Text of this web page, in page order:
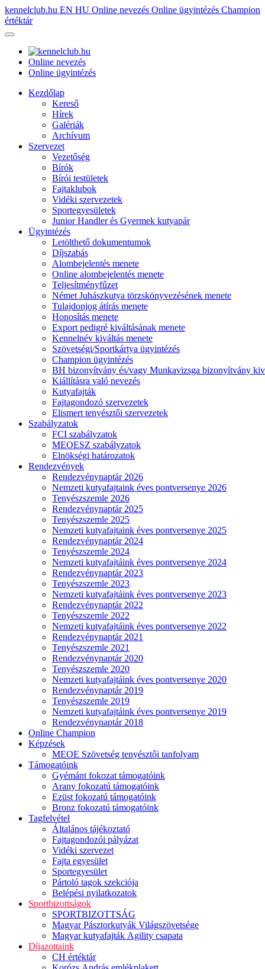
kennelclub.hu EN HU Online nevezés Online ügyintézés Champion
értéktár
Online nevezés
Online ügyintézés
Kezdőlap
Kereső
Hírek
Galériák
Archívum
Szervezet
Vezetőség
Bírók
Bírói testületek
Fajtaklubok
Vidéki szervezetek
Sportegyesületek
Junior Handler és Gyermek kutyapár
Ügyintézés
Letölthető dokumentumok
Díjszabás
Alombejelentés menete
Online alombejelentés menete
Teljesítményfűzet
Német Juhászkutya törzskönyvezésének menete
Tulajdonjog átírás menete
Honosítás menete
Export pedigré kiváltásának menete
Kennelnév kiváltás menete
Szövetségi/Sportkártya ügyintézés
Champion ügyintézés
BH bizonyítvány és/vagy Munkavizsga bizonyítvány
Kiállításra való nevezés
Kutyafajták
Fajtagondozó szervezetek
Elismert tenyésztői szervezetek
Szabályzatok
FCI szabályzatok
MEOESZ szabályzatok
Elnökségi határozatok
Rendezvények
Rendezvénynaptár 2026
Nemzeti kutyafajtaink éves pontversenye 2026
Tenyészszemle 2026
Rendezvénynaptár 2025
Tenyészszemle 2025
Nemzeti kutyafajtaink éves pontversenye 2025
Rendezvénynaptár 2024
Tenyészszemle 2024
Nemzeti kutyafajtáink éves pontversenye 2024
Rendezvénynaptár 2023
Tenyészszemle 2023
Nemzeti kutyafajtáink éves pontversenye 2023
Rendezvénynaptár 2022
Tenyészszemle 2022
Nemzeti kutyafajtáink éves pontversenye 2022
Rendezvénynaptár 2021
Tenyészszemle 2021
Rendezvénynaptár 2020
Tenyészszemle 2020
Nemzeti kutyafajtáink éves pontversenye 2020
Rendezvénynaptár 2019
Tenyészszemle 2019
Nemzeti kutyafajtáink éves pontversenye 2019
Rendezvénynaptár 2018
Online Champion
Képzések
MEOE Szövetség tenyésztői tanfolyam
Támogatóink
Gyémánt fokozat támogatóink
Arany fokozatú támogatóink
Ezüst fokozatú támogatóink
Bronz fokozatú támogatóink
Tagfelvétel
Általános tájékoztató
Fajtagondozói pályázat
Vidéki szervezet
Fajta egyesület
Sportegyesület
Pártoló tagok szekciója
Belépési nyilatkozatok
Sportbizottságok
SPORTBIZOTTSÁG
Magyar Pásztorkutyák Világszövetsége
Magyar kutyafajták Agility csapata
Díjazottaink
CH értéktár